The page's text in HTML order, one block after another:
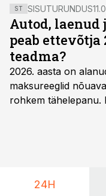
kus ei ole hinnatud
küberuste ja -akende
ST SISUTURUNDUS
Autod,
peab ettevõtja
teadma?
2026. aasta on
maksureeglid
rohkem tähelepanu.
24H